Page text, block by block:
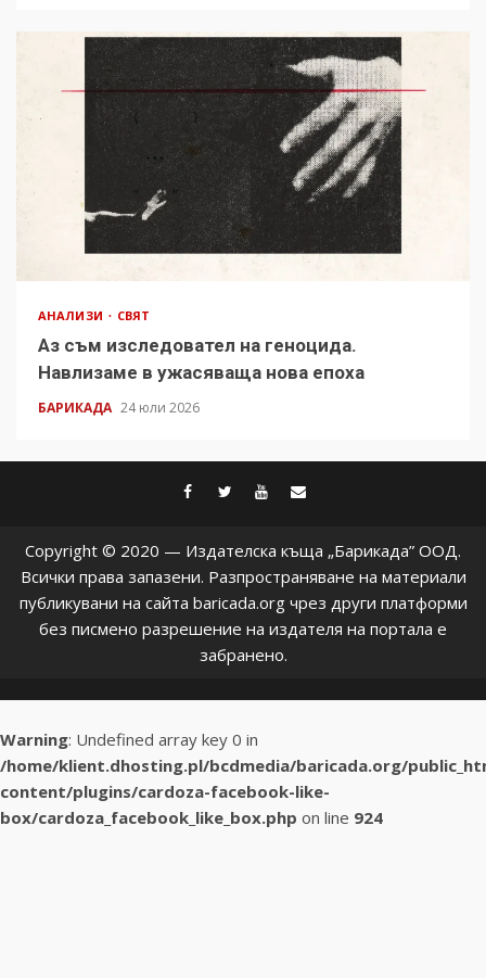
АНАЛИЗИ СВЯТ
Аз съм изследовател на геноцида.
Навлизаме в ужасяваща нова епоха
БАРИКАДА 24 юли 2026
facebook
twitter
youtube
Copyright © 2020 — Издателска къща „Барикада” ООД.
Всички права запазени. Разпространяване на материали
публикувани на сайта baricada.org чрез други платформи
без писмено разрешение на издателя на портала е
забранено.
Warning: Undefined array key 0 in
/home/klient.dhosting.pl/bcdmedia/baricada.org/
content/plugins/cardoza-facebook-like-
box/cardoza_facebook_like_box.php on line 924